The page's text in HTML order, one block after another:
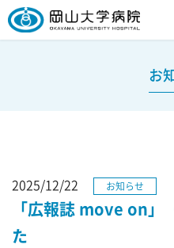
お
2025/12/22 お知らせ
「広報誌 move on」
た